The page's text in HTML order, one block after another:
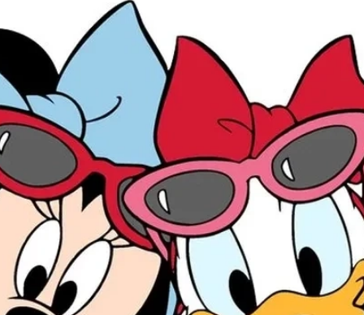
https://issiloo.edu.vn/vit-donald-meme